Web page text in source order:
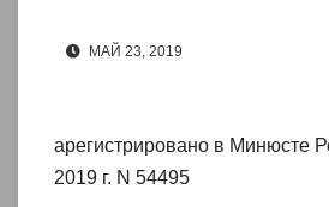
МАЙ 23, 2019
арегистрировано в Минюсте
2019 г. N 54495